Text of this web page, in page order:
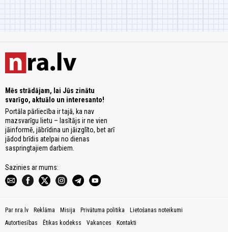
Mēs strādājam, lai Jūs zinātu
svarīgo, aktuālo un interesanto!
Portāla pārliecība ir tajā, ka nav
mazsvarīgu lietu – lasītājs ir ne vien
jāinformē, jābrīdina un jāizglīto, bet arī
jādod brīdis atelpai no dienas
saspringtajiem darbiem.
Sazinies ar mums:
Par nra.lv Reklāma Misija Privātuma politika
Lietošanas noteikumi
Autortiesības
Ētikas kodekss Vakances Kontakti